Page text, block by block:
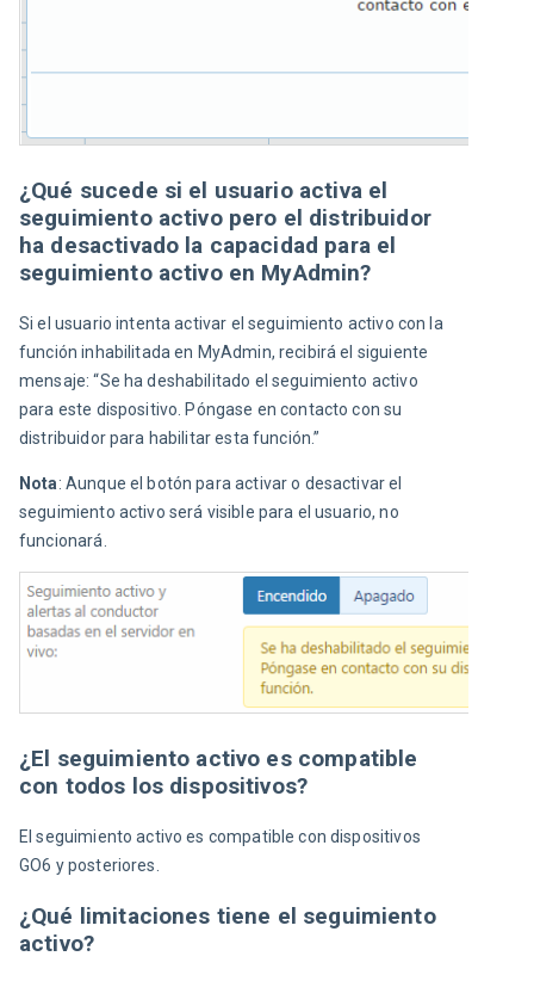
¿Qué sucede si el usuario activa el
seguimiento activo pero el distribuidor
ha desactivado la capacidad para el
seguimiento activo en MyAdmin?
Si el usuario intenta activar el seguimiento activo con la
función inhabilitada en MyAdmin, recibirá el siguiente
mensaje: “Se ha deshabilitado el seguimiento activo
para este dispositivo. Póngase en contacto con su
distribuidor para habilitar esta función.”
Nota: Aunque el botón para activar o desactivar el
seguimiento activo será visible para el usuario, no
funcionará.
¿El seguimiento activo es compatible
con todos los dispositivos?
El seguimiento activo es compatible con dispositivos
GO6 y posteriores.
¿Qué limitaciones tiene el seguimiento
activo?